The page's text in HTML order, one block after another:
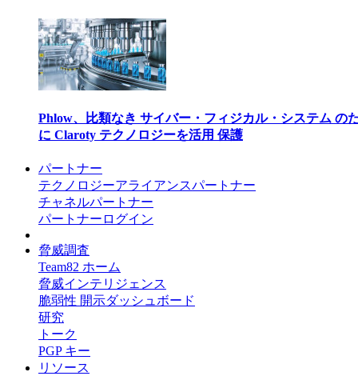
Phlow、比類なき サイバー・フィジカル・システム の
に Claroty テクノロジーを活用 保護
パートナー
テクノロジーアライアンスパートナー
チャネルパートナー
パートナーログイン
脅威調査
Team82 ホーム
脅威インテリジェンス
脆弱性 開示ダッシュボード
研究
トーク
PGP キー
リソース